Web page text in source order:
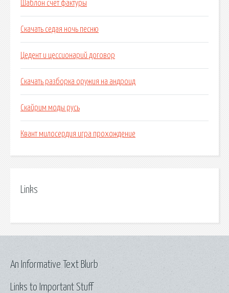
Шаблон счет фактуры
Скачать седая ночь песню
Цедент и цессионарий договор
Скачать разборка оружия на андроид
Скайрим моды русь
Квант милосердия игра прохождение
Links
Links to Important Stuff
An Informative Text Blurb